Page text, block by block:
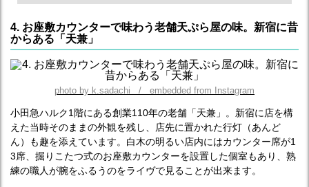
4. お座敷カウンターで味わう老舗天ぷら屋の味。新宿に昔
からある「天兼」
photo by k.sadachi / embedded from Instagram
小田急ハルク1階にある創業110年の老舗「天兼」。新宿に店を構
えた当時そのままの外観を残し、店先に置かれた行灯（あんど
ん）も趣を添えています。白木の明るい店内にはカウンター席が1
3席、掘りこたつ式のお座敷カウンターを設置した個室もあり、熟
練の職人が腕をふるうのをライヴで見ることが出来ます。